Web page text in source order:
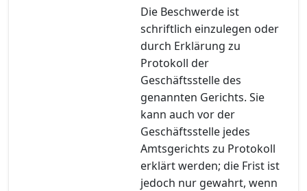
Die Beschwerde ist
schriftlich einzulegen oder
durch Erklärung zu
Protokoll der
Geschäftsstelle des
genannten Gerichts. Sie
kann auch vor der
Geschäftsstelle jedes
Amtsgerichts zu Protokoll
erklärt werden; die Frist ist
jedoch nur gewahrt, wenn